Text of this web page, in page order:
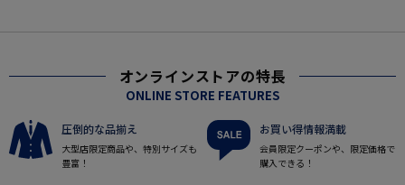
オンラインストアの特長
ONLINE STORE FEATURES
圧倒的な品揃え
大型店限定商品や、特別サイズも
豊富！
お買い得情報満載
会員限定クーポンや、限定価格で
購入できる！